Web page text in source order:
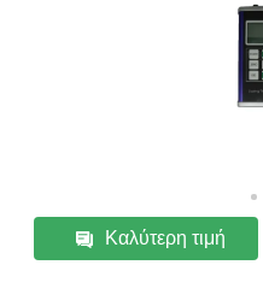
Καλύτερη τιμή